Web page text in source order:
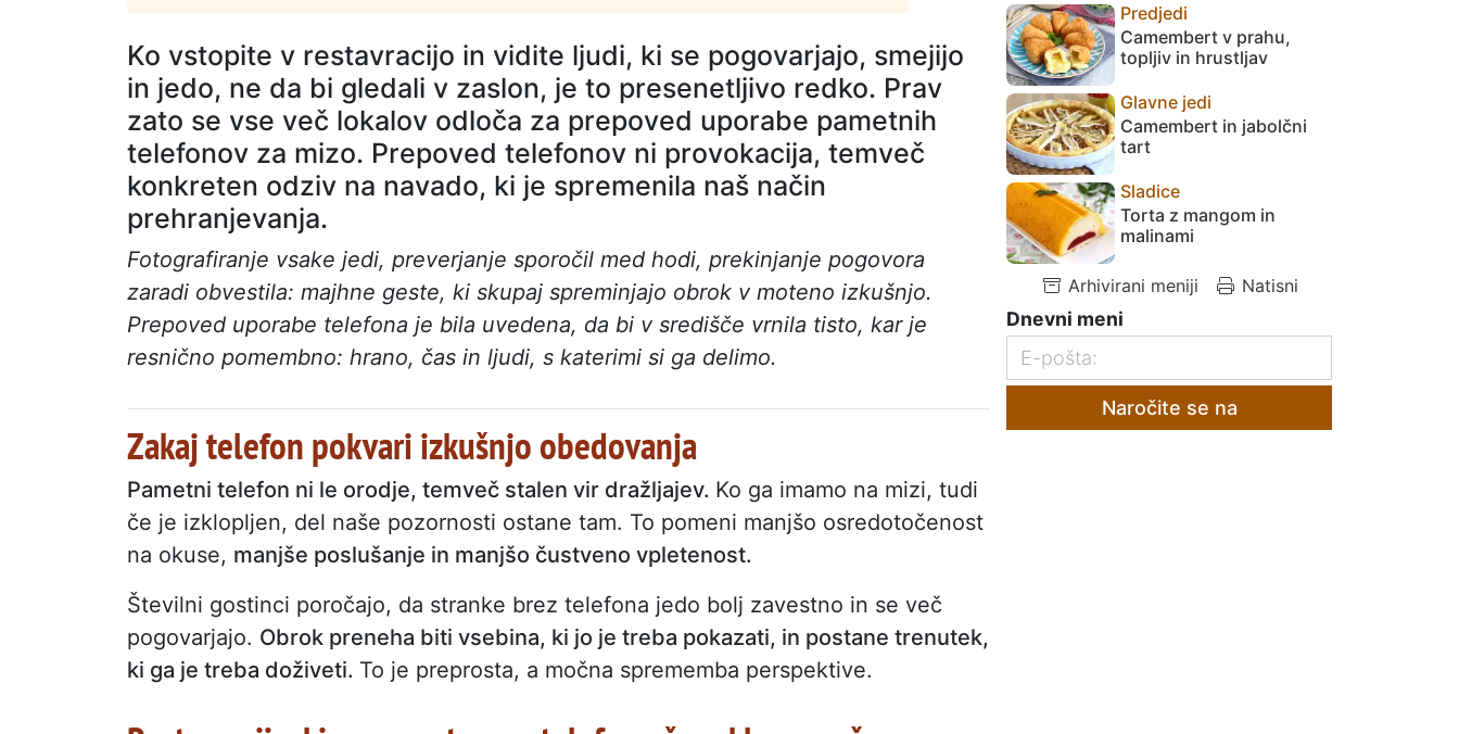
Ko vstopite v restavracijo in vidite ljudi, ki se pogovarjajo, smejijo
in jedo, ne da bi gledali v zaslon, je to presenetljivo redko. Prav
zato se vse več lokalov odloča za prepoved uporabe pametnih
telefonov za mizo. Prepoved telefonov ni provokacija, temveč
konkreten odziv na navado, ki je spremenila naš način
prehranjevanja.
Fotografiranje vsake jedi, preverjanje sporočil med hodi, prekinjanje pogovora
zaradi obvestila: majhne geste, ki skupaj spreminjajo obrok v moteno izkušnjo.
Prepoved uporabe telefona je bila uvedena, da bi v središče vrnila tisto, kar je
resnično pomembno: hrano, čas in ljudi, s katerimi si ga delimo.
Zakaj telefon pokvari izkušnjo obedovanja
Pametni telefon ni le orodje, temveč stalen vir dražljajev. Ko ga imamo na mizi, tudi
če je izklopljen, del naše pozornosti ostane tam. To pomeni manjšo osredotočenost
na okuse, manjše poslušanje in manjšo čustveno vpletenost.
Številni gostinci poročajo, da stranke brez telefona jedo bolj zavestno in se več
pogovarjajo. Obrok preneha biti vsebina, ki jo je treba pokazati, in postane trenutek,
ki ga je treba doživeti. To je preprosta, a močna sprememba perspektive.
Predjedi
Camembert v prahu,
topljiv in hrustljav
Glavne jedi
Camembert in jabolčni
tart
Sladice
Torta z mangom in
malinami
Arhivirani meniji Natisni
Dnevni meni
Naročite se na